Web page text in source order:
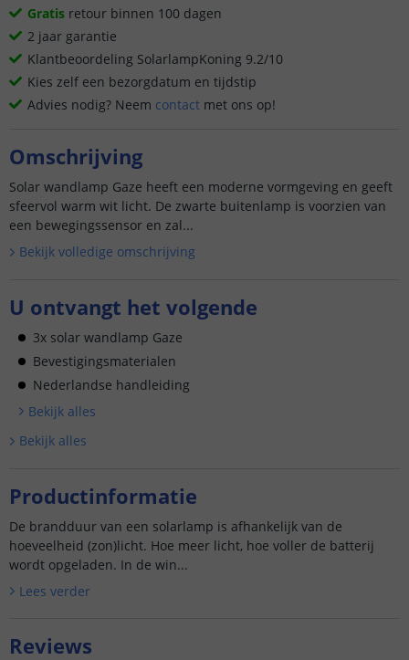
Gratis retour binnen 100 dagen
2 jaar garantie
Klantbeoordeling SolarlampKoning 9.2/10
Kies zelf een bezorgdatum en tijdstip
Advies nodig? Neem contact met ons op!
Omschrijving
Solar wandlamp Gaze heeft een moderne vormgeving en geeft
sfeervol warm wit licht. De zwarte buitenlamp is voorzien van
een bewegingssensor en zal...
Bekijk volledige omschrijving
U ontvangt het volgende
3x solar wandlamp Gaze
Bevestigingsmaterialen
Nederlandse handleiding
Bekijk alles
Bekijk alles
Productinformatie
De brandduur van een solarlamp is afhankelijk van de
hoeveelheid (zon)licht. Hoe meer licht, hoe voller de batterij
wordt opgeladen. In de win...
Lees verder
Reviews